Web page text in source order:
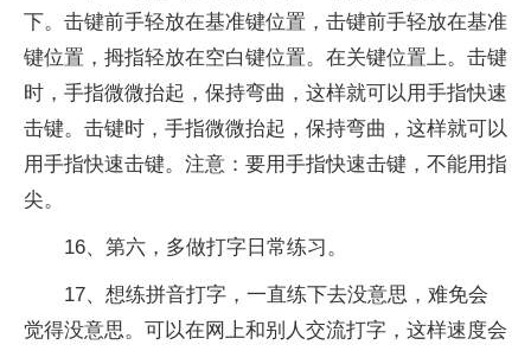
下。击键前手轻放在基准键位置，击键前手轻放在基准
键位置，拇指轻放在空白键位置。在关键位置上。击键
时，手指微微抬起，保持弯曲，这样就可以用手指快速
击键。击键时，手指微微抬起，保持弯曲，这样就可以
用手指快速击键。注意：要用手指快速击键，不能用指
尖。
16、第六，多做打字日常练习。
17、想练拼音打字，一直练下去没意思，难免会
觉得没意思。可以在网上和别人交流打字，这样速度会